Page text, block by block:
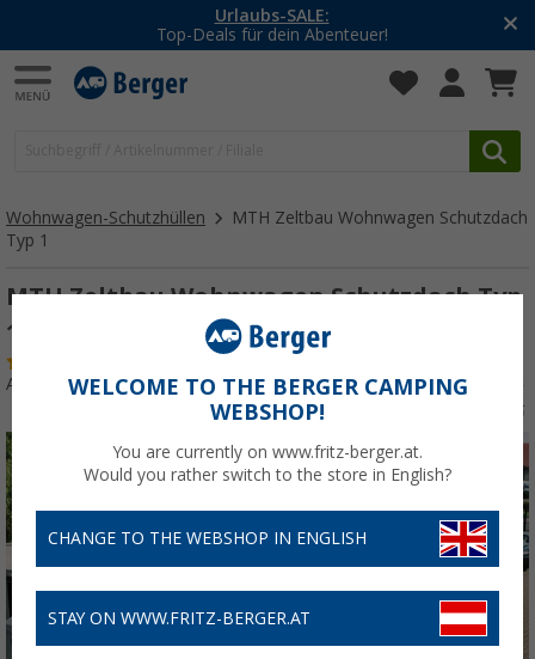
Urlaubs-SALE:
Top-Deals für dein Abenteuer!
Wohnwagen-Schutzhüllen
MTH Zeltbau Wohnwagen Schutzdach
Typ 1
MTH Zeltbau Wohnwagen Schutzdach Typ
1 380 - 450 cm
Art.-Nr.: 209980450
WELCOME TO THE BERGER CAMPING
WEBSHOP!
You are currently on www.fritz-berger.at.
Would you rather switch to the store in English?
CHANGE TO THE WEBSHOP IN ENGLISH
STAY ON WWW.FRITZ-BERGER.AT